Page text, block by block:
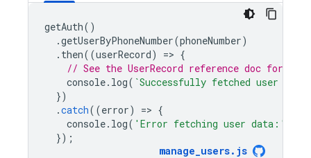
getAuth()
.getUserByPhoneNumber(phoneNumber)
. then((userRecord) => {
// See the UserRecord reference doc for the
console. log( `Successfully fetched user
})
.catch((error) => {
console. log( 'Error fetching user data:'
});
manage_users. js